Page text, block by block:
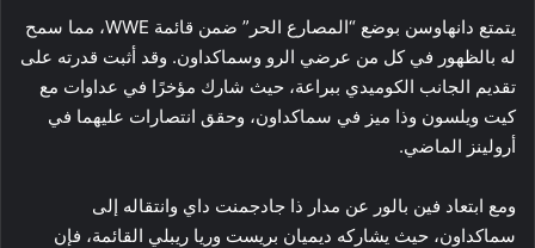
يتمتع دانهاوسن بوضع “المصارع الحر” ضمن قائمة WWE، مما سمح
له بالظهور في كل من عرضي الرو وسماكداون. وقد أثبت قدرته على
تقديم الجانب الكوميدي ببراعة، حيث شارك مؤخرًا في عداوات مع
كيت ويلسون وذا ميز في سماكداون، وحقق انتصارات عليهما في
أرولينز الماضي.
ومع ابتعاد فين بالور عن مدار ذا جادجمنت داي وانتقاله إلى
سماكداون، حيث يشاركه ديميان بريست وريا ريبلي القائمة، فإن